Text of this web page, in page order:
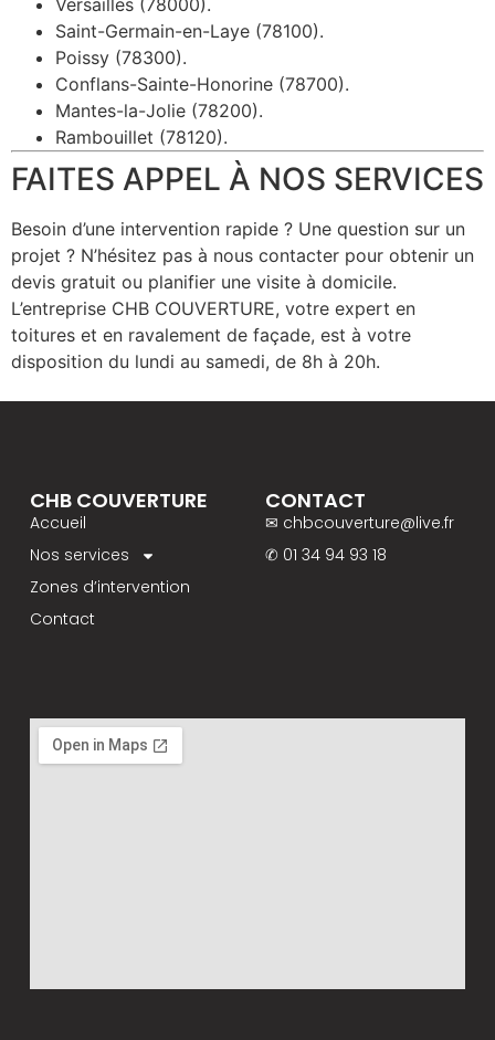
Saint-Germain-en-Laye (78100).
Poissy (78300).
Conflans-Sainte-Honorine (78700).
Mantes-la-Jolie (78200).
Rambouillet (78120).
FAITES APPEL À NOS SERVICES
Besoin d’une intervention rapide ? Une question sur un
projet ? N’hésitez pas à nous contacter pour obtenir un
devis gratuit ou planifier une visite à domicile.
L’entreprise CHB COUVERTURE, votre expert en
toitures et en ravalement de façade, est à votre
disposition du lundi au samedi, de 8h à 20h.
CHB COUVERTURE
Accueil
Nos services
Zones d’intervention
Contact
CONTACT
✉ chbcouverture@live.fr
✆ 01 34 94 93 18